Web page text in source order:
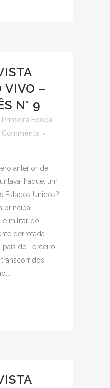
VIVO –
N° 9
Primeira Epoca
Comments
anterior de
Iraque: um
Estados Unidos?
principal
e militar do
derrotada
país do Terceiro